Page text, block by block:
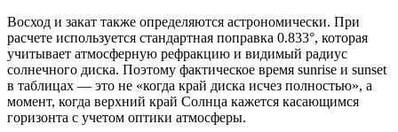
Восход и закат также определяются астрономически. При
расчете используется стандартная поправка 0.833°, которая
учитывает атмосферную рефракцию и видимый радиус
солнечного диска. Поэтому фактическое время sunrise и sunset
в таблицах — это не «когда край диска исчез полностью», а
момент, когда верхний край Солнца кажется касающимся
горизонта с учетом оптики атмосферы.